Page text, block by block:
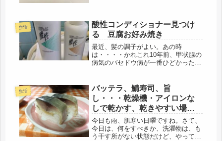
生活
酸性コンディショナー見つけ
る 豆腐お好み焼き
最近、髪の調子がよい。あの時
は・・・・かれこれ10年前、甲状腺の
病気のバセドウ病が一番ひどかった時
た。体調も、３歩、歩いても、息切れ
で、通勤電車に速足で飛び乗った時
は、失神...
生活
バッテラ、鯖寿司、旨
し・・・乾燥機・アイロンな
しで乾かす、乾きやすい場所
探し。
今日も雨、肌寒い日曜ですね。さて、
今日は、何をすべきか、洗濯物は、も
う干す所がない状態だけど、やってお